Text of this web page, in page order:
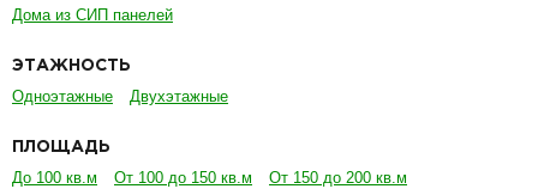
Дома из СИП панелей
ЭТАЖНОСТЬ
Одноэтажные Двухэтажные
ПЛОЩАДЬ
До 100 кв.м От 100 до 150 кв.м
От 150 до 200 кв.м